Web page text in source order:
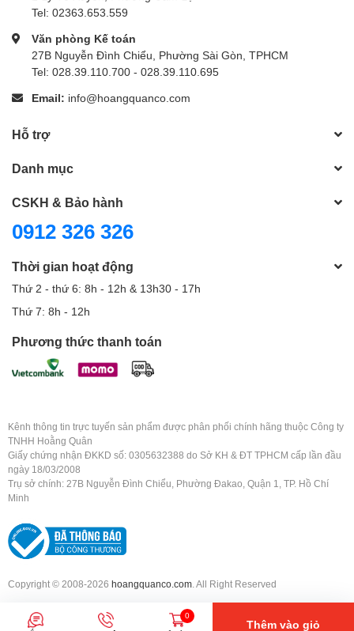
Tel: 02363.653.559
Văn phòng Kế toán
27B Nguyễn Đình Chiểu, Phường Sài Gòn, TPHCM
Tel: 028.39.110.700 - 028.39.110.695
Email: info@hoangquanco.com
Hỗ trợ
Danh mục
CSKH & Bảo hành
0912 326 326
Thời gian hoạt động
Thứ 2 - thứ 6: 8h - 12h & 13h30 - 17h
Thứ 7: 8h - 12h
Phương thức thanh toán
Kênh thông tin trực tuyến sản phẩm được phân phối chính hãng thuộc Công ty
TNHH Hoằng Quân
Giấy chứng nhận ĐKKD số: 0305632388 do Sở KH & ĐT TPHCM cấp lần đầu
ngày 18/03/2008
Trụ sở chính: 27B Nguyễn Đình Chiểu, Phường Đakao, Quận 1, TP. Hồ Chí
Minh
Copyright © 2008-2026 hoangquanco.com . All Right Reserved
0
Thêm vào giỏ